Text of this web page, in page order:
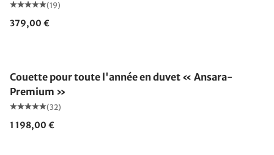
(19)
379,00 €
Couette pour toute l'année en duvet « Ansara-
Premium »
(32)
1 198,00 €